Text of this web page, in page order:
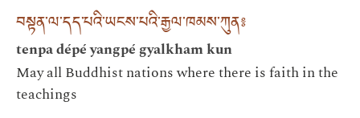
བསྟན་ལ་དད་པའི་ཡངས་པའི་རྒྱལ་ཁམས་ཀུན༔
tenpa dépé yangpé gyalkham kun
May all Buddhist nations where there is faith in the
teachings